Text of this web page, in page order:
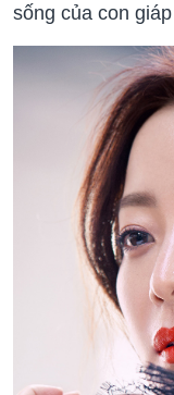
sống của con